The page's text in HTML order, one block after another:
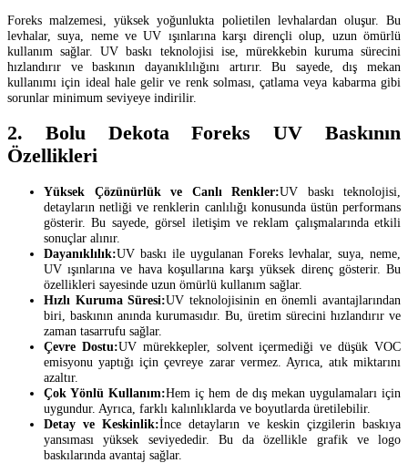
Foreks malzemesi, yüksek yoğunlukta polietilen levhalardan oluşur. Bu
levhalar, suya, neme ve UV ışınlarına karşı dirençli olup, uzun ömürlü
kullanım sağlar. UV baskı teknolojisi ise, mürekkebin kuruma sürecini
hızlandırır ve baskının dayanıklılığını artırır. Bu sayede, dış mekan
kullanımı için ideal hale gelir ve renk solması, çatlama veya kabarma gibi
sorunlar minimum seviyeye indirilir.
2. Bolu Dekota Foreks UV Baskının
Özellikleri
Yüksek Çözünürlük ve Canlı Renkler:UV baskı teknolojisi,
detayların netliği ve renklerin canlılığı konusunda üstün performans
gösterir. Bu sayede, görsel iletişim ve reklam çalışmalarında etkili
sonuçlar alınır.
Dayanıklılık:UV baskı ile uygulanan Foreks levhalar, suya, neme,
UV ışınlarına ve hava koşullarına karşı yüksek direnç gösterir. Bu
özellikleri sayesinde uzun ömürlü kullanım sağlar.
Hızlı Kuruma Süresi:UV teknolojisinin en önemli avantajlarından
biri, baskının anında kurumasıdır. Bu, üretim sürecini hızlandırır ve
zaman tasarrufu sağlar.
Çevre Dostu:UV mürekkepler, solvent içermediği ve düşük VOC
emisyonu yaptığı için çevreye zarar vermez. Ayrıca, atık miktarını
azaltır.
Çok Yönlü Kullanım:Hem iç hem de dış mekan uygulamaları için
uygundur. Ayrıca, farklı kalınlıklarda ve boyutlarda üretilebilir.
Detay ve Keskinlik:İnce detayların ve keskin çizgilerin baskıya
yansıması yüksek seviyededir. Bu da özellikle grafik ve logo
baskılarında avantaj sağlar.